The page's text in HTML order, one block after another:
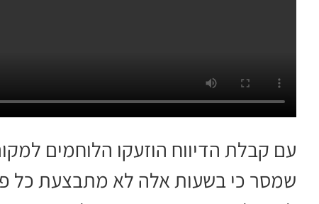
עם קבלת הדיווח הוזעקו הלוחמים
שמסר כי בשעות אלה לא מתבצעת כל